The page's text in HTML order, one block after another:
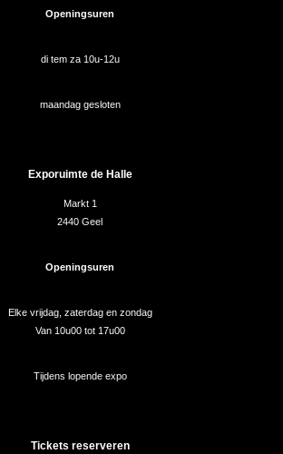
Openingsuren
di tem za 10u-12u
maandag gesloten
Exporuimte de Halle
Markt 1
2440 Geel
Openingsuren
Elke vrijdag, zaterdag en zondag
Van 10u00 tot 17u00
Tijdens lopende expo
Tickets reserveren